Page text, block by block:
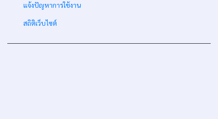
แจ้งปัญหาการใช้งาน
สถิติเว็บไซต์